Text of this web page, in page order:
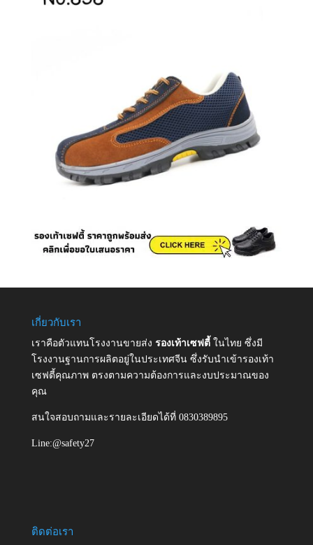
เกี่ยวกับเรา
เราคือตัวแทนโรงงานขายส่ง รองเท้าเซฟตี้ ในไทย ซึ่งมี
โรงงานฐานการผลิตอยู่ในประเทศจีน ซึ่งรับนำเข้ารองเท้า
เซฟตี้คุณภาพ ตรงตามความต้องการและงบประมาณของ
คุณ
สนใจสอบถามและรายละเอียดได้ที่ 0830389895
Line:@safety27
ติดต่อเรา